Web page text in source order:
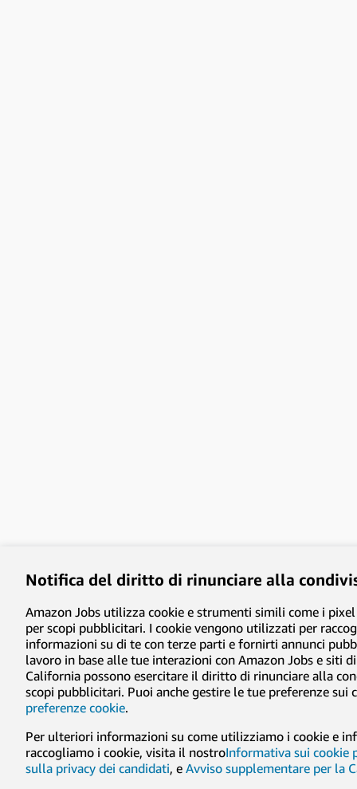
Notifica del diritto di rinunciare alla
Amazon Jobs utilizza cookie e strumenti simili come i
per scopi pubblicitari. I cookie vengono utilizzati per
informazioni su di te con terze parti e fornirti annunci
lavoro in base alle tue interazioni con Amazon Jobs e siti
California possono esercitare il diritto di rinunciare alla
scopi pubblicitari. Puoi anche gestire le tue preferenze
preferenze cookie.
Per ulteriori informazioni su come utilizziamo i cookie e
raccogliamo i cookie, visita il nostroInformativa sui cookie
sulla privacy dei candidati, e Avviso supplementare per la